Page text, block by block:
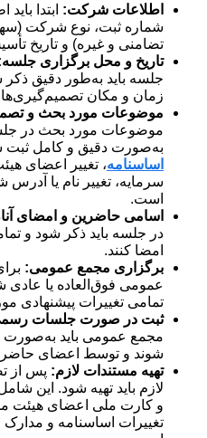
اطلاعات شرکت: ابتدا
شماره ثبت، نوع شرکت
تضامنی و غیره) و تاریخ
تاریخ و محل برگزاری
جلسه باید به‌طور دقیق
زمان و مکان
موضوعات مورد بحث و
موضوعات مورد بحث در
به‌صورت دقیق و کامل ثبت
اساسنامه، تغییر اعضای
سرمایه، تغییر نام یا
است.
اسامی حاضرین و امضای
در جلسه باید ذکر شود و
امضا کنند.
برگزاری مجمع عمومی:
عمومی فوق‌العاده یا
تمامی تغییرات پیشنهادی
ثبت در صورت جلسات
مجمع عمومی باید
شوند و توسط اعضای حاضر
تهیه مستندات لازم: پس از
لازم باید تهیه شود. این
و کارت ملی اعضای هیئت
تغییرات اساسنامه و